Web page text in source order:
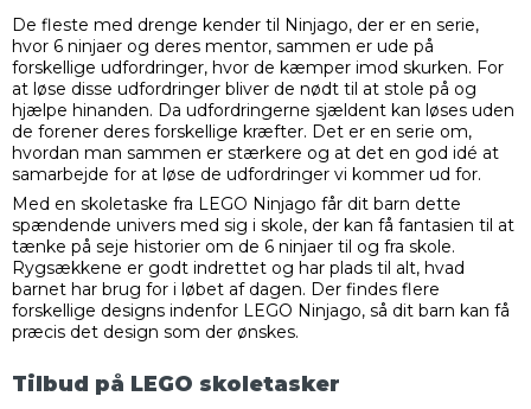
De fleste med drenge kender til Ninjago, der er en serie,
hvor 6 ninjaer og deres mentor, sammen er ude på
forskellige udfordringer, hvor de kæmper imod skurken. For
at løse disse udfordringer bliver de nødt til at stole på og
hjælpe hinanden. Da udfordringerne sjældent kan løses uden
de forener deres forskellige kræfter. Det er en serie om,
hvordan man sammen er stærkere og at det en god idé at
samarbejde for at løse de udfordringer vi kommer ud for.
Med en skoletaske fra LEGO Ninjago får dit barn dette
spændende univers med sig i skole, der kan få fantasien til at
tænke på seje historier om de 6 ninjaer til og fra skole.
Rygsækkene er godt indrettet og har plads til alt, hvad
barnet har brug for i løbet af dagen. Der findes flere
forskellige designs indenfor LEGO Ninjago, så dit barn kan få
præcis det design som der ønskes.
Tilbud på LEGO skoletasker